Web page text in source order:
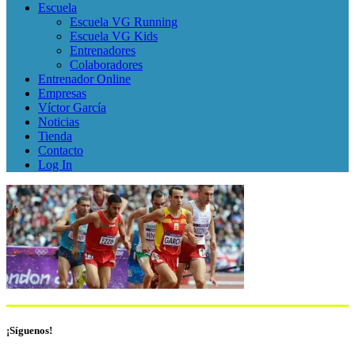
Escuela
Escuela VG Running
Escuela VG Kids
Entrenadores
Colaboradores
Entrenador Online
Empresas
Víctor García
Noticias
Tienda
Contacto
Log In
¡Síguenos!